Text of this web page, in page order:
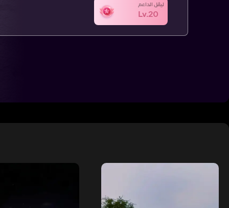
ليڤل الداعم
Lv.20